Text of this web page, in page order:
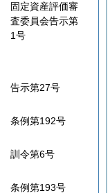
固定資産評価審
査委員会告示第
1号
告示第27号
条例第192号
訓令第6号
条例第193号